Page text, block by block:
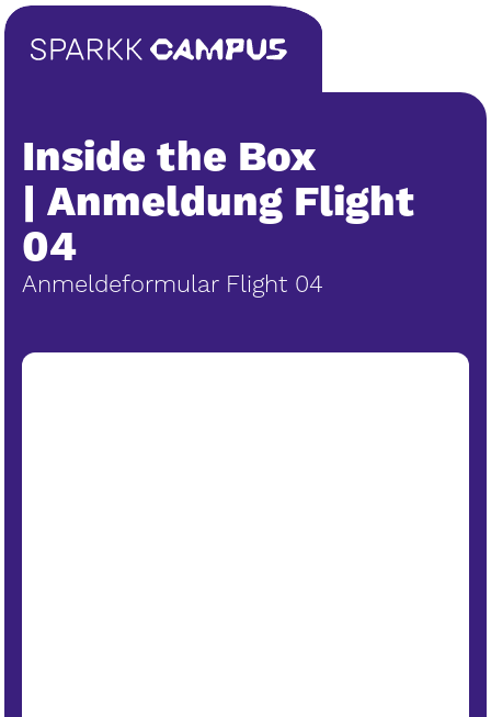
Inside the Box
| Anmeldung Flight
04
Anmeldeformular Flight 04